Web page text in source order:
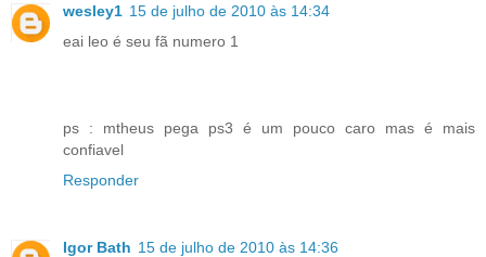
wesley1 15 de julho de 2010 às 14:34
eai leo é seu fã numero 1
ps : mtheus pega ps3 é um pouco caro mas é mais
confiavel
Responder
Igor Bath 15 de julho de 2010 às 14:36